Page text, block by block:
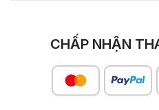
CHẤP NHẬN